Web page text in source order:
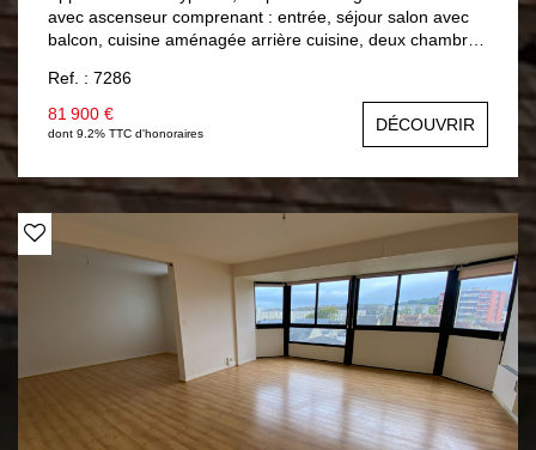
avec ascenseur comprenant : entrée, séjour salon avec
balcon, cuisine aménagée arrière cuisine, deux chambres
Chauffage collectif. Menuiseries double vitrage bois.
Charges trimestrielles : 468.15 € + 20.33 € (alur)
Ref. : 7286
81 900 €
dont 9.2% TTC d'honoraires DÉCOUVRIR